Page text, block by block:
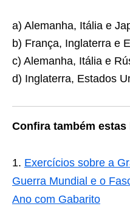
a) Alemanha, Itália e
b) França, Inglaterra e
c) Alemanha, Itália e
d) Inglaterra, Estados
Confira também
Exercícios sobre a
Guerra Mundial e o
Ano com Gabarito